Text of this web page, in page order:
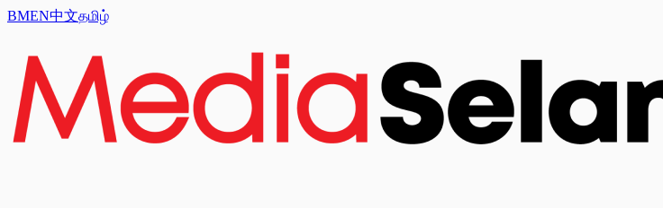
BMEN中文தமிழ்